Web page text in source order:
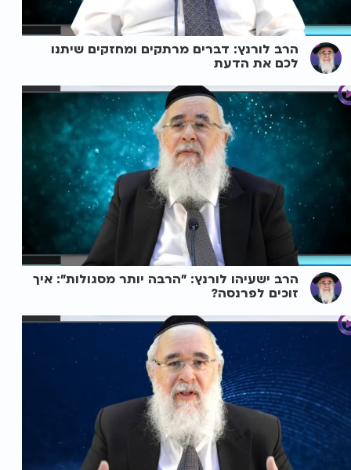
הרב לורנץ: דברים מרתקים ומחזקים שיתנו
לכם את הדעת
הרב ישעיהו לורנץ: "הרבה יותר מסגולות": איך
זוכים לפרנסה?